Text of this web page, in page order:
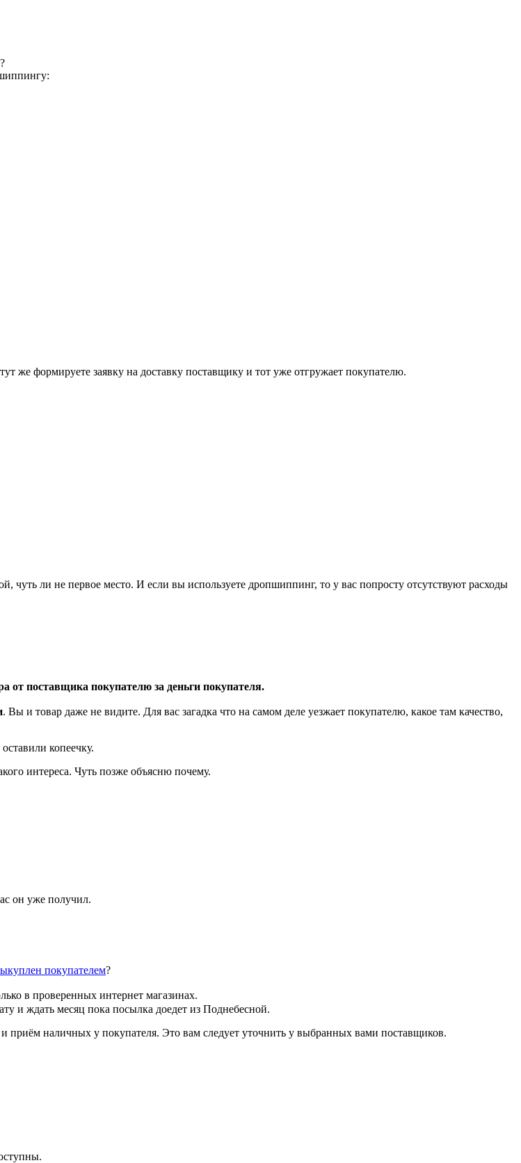
же формируете заявку на доставку поставщику и тот уже отгружает покупателю.
чуть ли не первое место. И если вы используете дропшиппинг, то у вас попросту отсутствуют расходы
от поставщика покупателю за деньги покупателя.
. Вы и товар даже не видите. Для вас загадка что на самом деле уезжает покупателю, какое там качество,
копеечку.
интереса. Чуть позже объясню почему.
он уже получил.
покупателем?
в проверенных интернет магазинах.
и ждать месяц пока посылка доедет из Поднебесной.
приём наличных у покупателя. Это вам следует уточнить у выбранных вами поставщиков.